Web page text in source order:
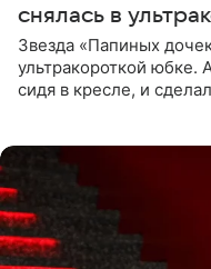
снялась в
Звезда «Папиных
ультракороткой юбке.
сидя в кресле, и